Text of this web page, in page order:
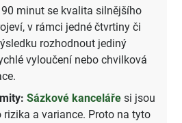
minut se kvalita silnějšího
v rámci jedné čtvrtiny či
rozhodnout jediný
vyloučení nebo chvilková
Sázkové kanceláře si jsou
a variance. Proto na tyto